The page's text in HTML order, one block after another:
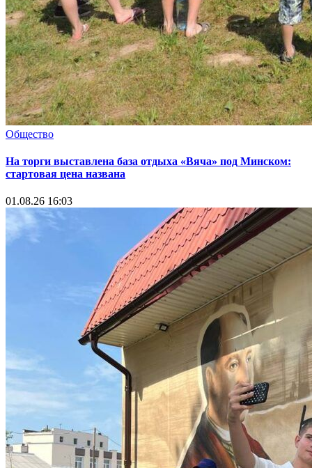
Общество
На торги выставлена база отдыха «Вяча» под Минском:
стартовая цена названа
01.08.26 16:03